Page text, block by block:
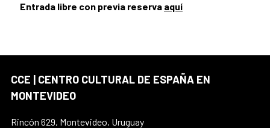
Entrada libre con previa reserva aquí
CCE | CENTRO CULTURAL DE ESPAÑA EN
MONTEVIDEO
Rincón 629, Montevideo, Uruguay